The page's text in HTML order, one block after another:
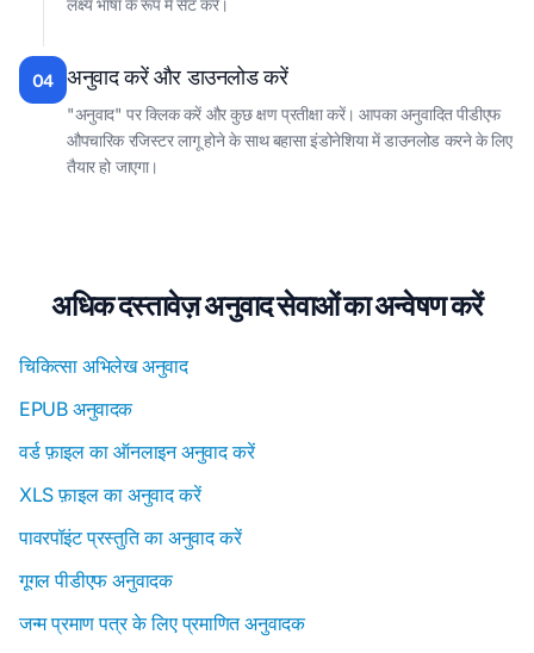
लक्ष्य भाषा के रूप में सेट करें।
04 अनुवाद करें और डाउनलोड करें
"अनुवाद" पर क्लिक करें और कुछ क्षण प्रतीक्षा करें। आपका अनुवादित पीडीएफ
औपचारिक रजिस्टर लागू होने के साथ बहासा इंडोनेशिया में डाउनलोड करने के लिए
तैयार हो जाएगा।
अधिक दस्तावेज़ अनुवाद सेवाओं का अन्वेषण करें
चिकित्सा अभिलेख अनुवाद
EPUB अनुवादक
वर्ड फ़ाइल का ऑनलाइन अनुवाद करें
XLS फ़ाइल का अनुवाद करें
पावरपॉइंट प्रस्तुति का अनुवाद करें
गूगल पीडीएफ अनुवादक
जन्म प्रमाण पत्र के लिए प्रमाणित अनुवादक